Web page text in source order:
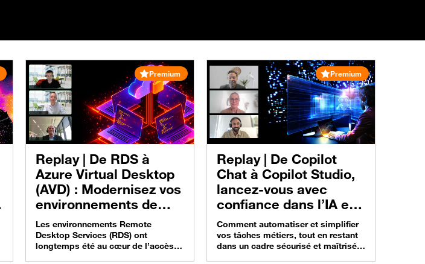
Premium
Replay |
Azure Virtual Desktop
(AVD) : Modernisez vos
environnements de
virtualisation et gagnez
en performance
Les environnements Remote
Desktop Services (RDS) ont
longtemps été au cœur de l’accès
Premium
Replay |
Chat à Copilot Studio,
lancez-vous avec
confiance dans l’IA et
l’agentique
Comment automatiser et simplifier
vos tâches métiers, tout en restant
dans un cadre sécurisé et maîtrisé